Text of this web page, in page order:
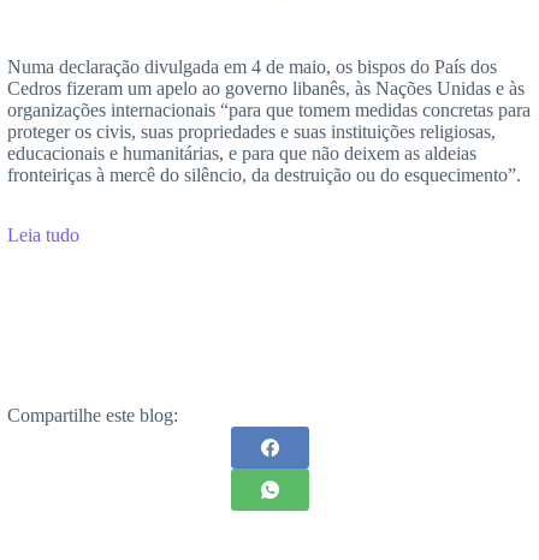
Numa declaração divulgada em 4 de maio, os bispos do País dos
Cedros fizeram um apelo ao governo libanês, às Nações Unidas e às
organizações internacionais “para que tomem medidas concretas para
proteger os civis, suas propriedades e suas instituições religiosas,
educacionais e humanitárias, e para que não deixem as aldeias
fronteiriças à mercê do silêncio, da destruição ou do esquecimento”.
Leia tudo
Compartilhe este blog: